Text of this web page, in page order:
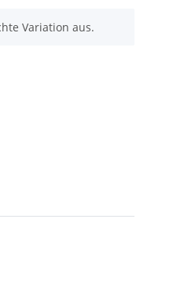
Variation aus.